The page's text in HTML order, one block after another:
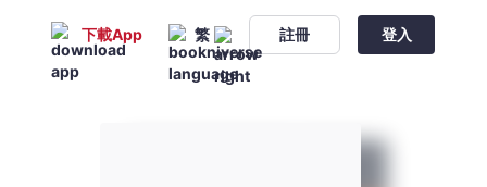
下載App 繁 註冊 登入